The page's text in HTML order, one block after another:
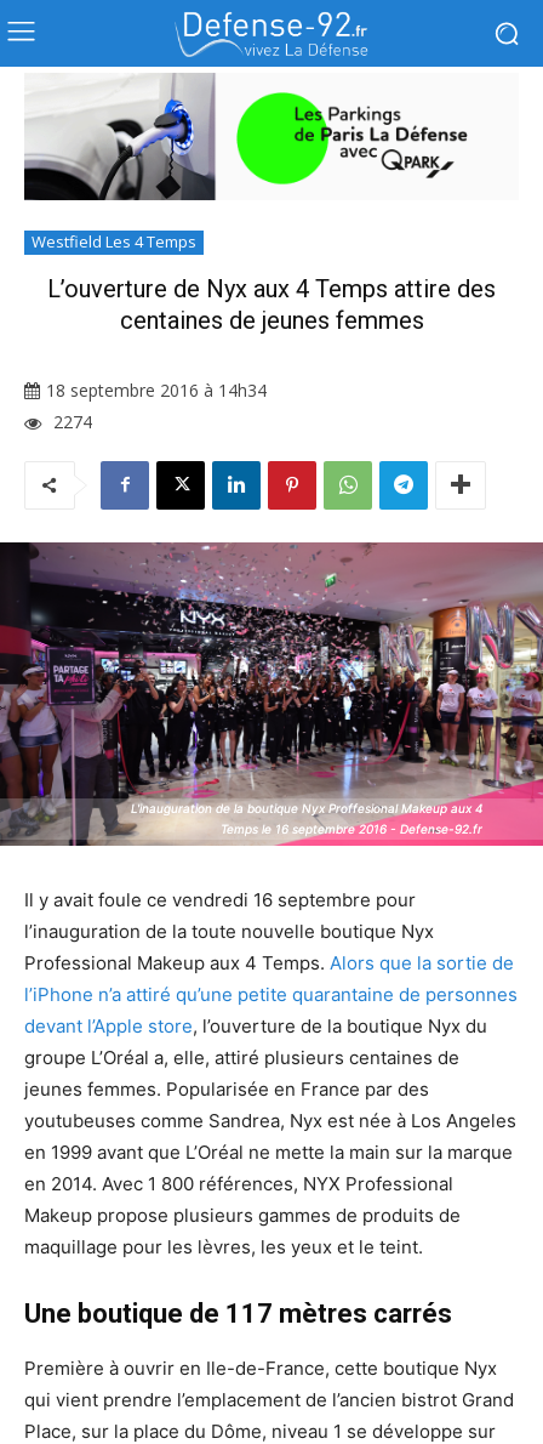
Westfield Les 4 Temps
L’ouverture de Nyx aux 4 Temps attire des
centaines de jeunes femmes
18 septembre 2016 à 14h34
2274
L'inauguration de la boutique Nyx Proffesional Makeup aux 4
Temps le 16 septembre 2016 - Defense-92.fr
L'inauguration de la boutique Nyx Proffesional Makeup aux 4
Temps le 16 septembre 2016 - Defense-92.fr
Il y avait foule ce vendredi 16 septembre pour
l’inauguration de la toute nouvelle boutique Nyx
Professional Makeup aux 4 Temps. Alors que la sortie de
l’iPhone n’a attiré qu’une petite quarantaine de personnes
devant l’Apple store, l’ouverture de la boutique Nyx du
groupe L’Oréal a, elle, attiré plusieurs centaines de
jeunes femmes. Popularisée en France par des
youtubeuses comme Sandrea, Nyx est née à Los Angeles
en 1999 avant que L’Oréal ne mette la main sur la marque
en 2014. Avec 1 800 références, NYX Professional
Makeup propose plusieurs gammes de produits de
maquillage pour les lèvres, les yeux et le teint.
Une boutique de 117 mètres carrés
Première à ouvrir en Ile-de-France, cette boutique Nyx
qui vient prendre l’emplacement de l’ancien bistrot Grand
Place, sur la place du Dôme, niveau 1 se développe sur